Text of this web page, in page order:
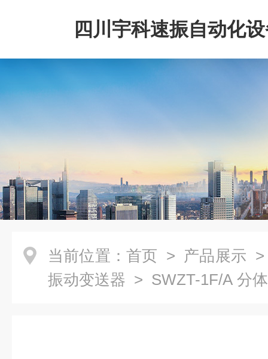
四川宇科速振自动化
公司
当前位置： 首页 > 产品展示
振动变送器 > SWZT-1F/A 分